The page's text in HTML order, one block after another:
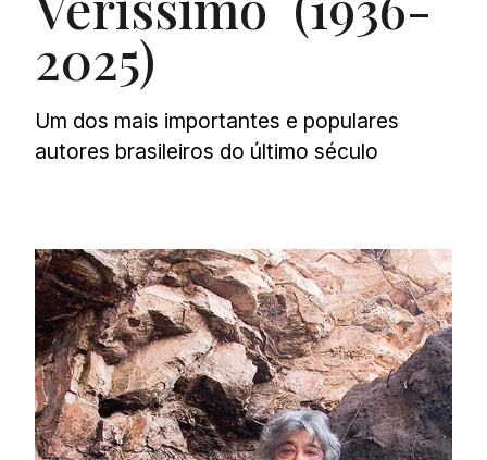
2025)
Um dos mais importantes e populares
autores brasileiros do último século